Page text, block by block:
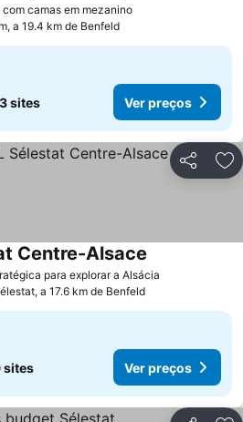
camas em mezanino
a 19.4 km de Benfeld
sites Ver preços
Partilhar
para explorar a Alsácia
Centre-Alsace
a 17.6 km de Benfeld
sites Ver preços